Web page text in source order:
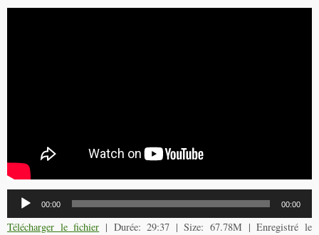
Lecteur
audio
00:00 00:00
Télécharger le fichier | Durée: 29:37 | Size: 67.78M | Enregistré le